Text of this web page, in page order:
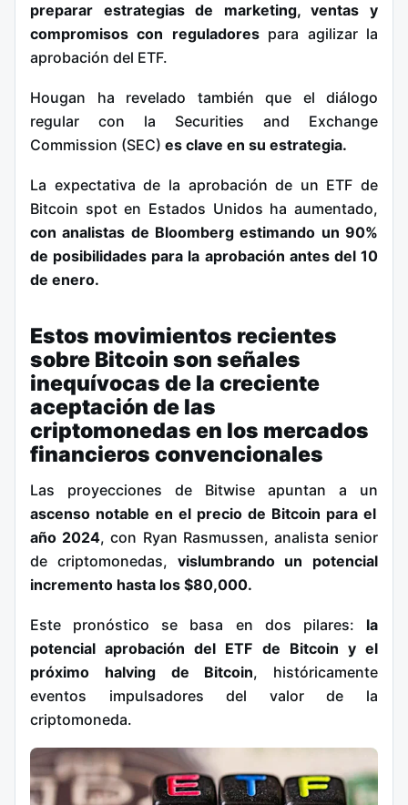
preparar estrategias de marketing, ventas y
compromisos con reguladores para agilizar la
aprobación del ETF.
Hougan ha revelado también que el diálogo
regular con la Securities and Exchange
Commission (SEC) es clave en su estrategia.
La expectativa de la aprobación de un ETF de
Bitcoin spot en Estados Unidos ha aumentado,
con analistas de Bloomberg estimando un 90%
de posibilidades para la aprobación antes del 10
de enero.
Estos movimientos recientes
sobre Bitcoin son señales
inequívocas de la creciente
aceptación de las
criptomonedas en los mercados
financieros convencionales
Las proyecciones de Bitwise apuntan a un
ascenso notable en el precio de Bitcoin para el
año 2024, con Ryan Rasmussen, analista senior
de criptomonedas, vislumbrando un potencial
incremento hasta los $80,000.
Este pronóstico se basa en dos pilares: la
potencial aprobación del ETF de Bitcoin y el
próximo halving de Bitcoin, históricamente
eventos impulsadores del valor de la
criptomoneda.